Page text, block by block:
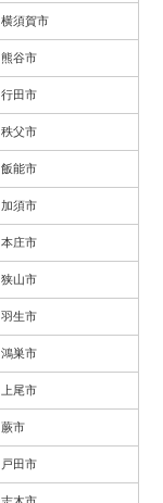
横須賀市
熊谷市
行田市
秩父市
飯能市
加須市
本庄市
狭山市
羽生市
鴻巣市
上尾市
蕨市
戸田市